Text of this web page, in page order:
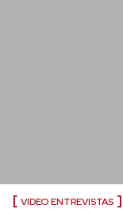
VIDEO ENTREVISTAS